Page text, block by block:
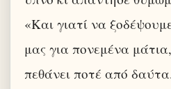
«Και γιατί να
μας για πονεμένα
πεθάνει ποτέ από